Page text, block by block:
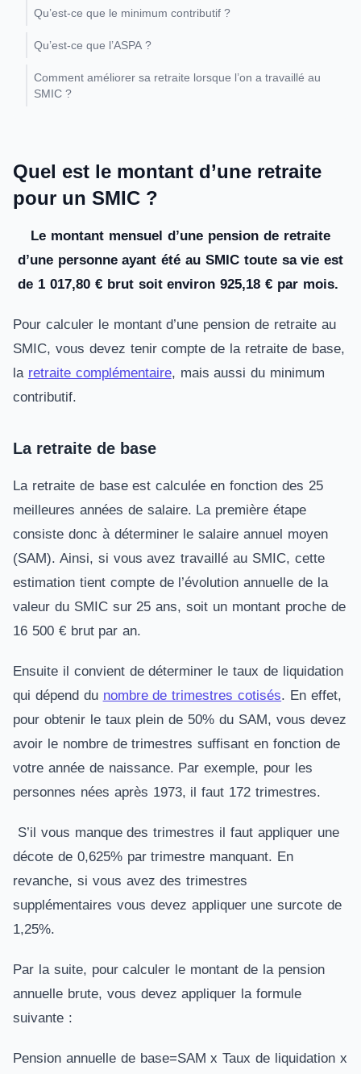
Qu’est-ce que le minimum contributif ?
Qu’est-ce que l’ASPA ?
Comment améliorer sa retraite lorsque l’on a travaillé au
SMIC ?
Quel est le montant d’une retraite
pour un SMIC ?
Le montant mensuel d’une pension de retraite
d’une personne ayant été au SMIC toute sa vie est
de 1 017,80 € brut soit environ 925,18 € par mois.
Pour calculer le montant d’une pension de retraite au
SMIC, vous devez tenir compte de la retraite de base,
la retraite complémentaire, mais aussi du minimum
contributif.
La retraite de base
La retraite de base est calculée en fonction des 25
meilleures années de salaire. La première étape
consiste donc à déterminer le salaire annuel moyen
(SAM). Ainsi, si vous avez travaillé au SMIC, cette
estimation tient compte de l’évolution annuelle de la
valeur du SMIC sur 25 ans, soit un montant proche de
16 500 € brut par an.
Ensuite il convient de déterminer le taux de liquidation
qui dépend du nombre de trimestres cotisés. En effet,
pour obtenir le taux plein de 50% du SAM, vous devez
avoir le nombre de trimestres suffisant en fonction de
votre année de naissance. Par exemple, pour les
personnes nées après 1973, il faut 172 trimestres.
S’il vous manque des trimestres il faut appliquer une
décote de 0,625% par trimestre manquant. En
revanche, si vous avez des trimestres
supplémentaires vous devez appliquer une surcote de
1,25%.
Par la suite, pour calculer le montant de la pension
annuelle brute, vous devez appliquer la formule
suivante :
Pension annuelle de base=SAM x Taux de liquidation x